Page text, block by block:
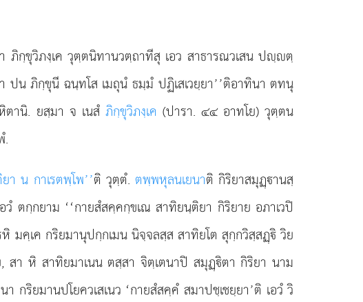
ขุวิภงฺเค วุตฺตนิทานวตฺถาทีสุ เอว สาธารณวเสน ปฺตฺ
น ภิกฺขุนี ฉนฺทโส เมถุนํ ธมฺมํ ปฏิเสเวยฺยา’’ติอาทินา ตทนุ
ตานิ. ยสฺมา จ เนสํ ภิกฺขุวิภงฺเค (ปารา. ๔๔ อาทโย) วุตฺตน
.
า น กาเรตพฺโพ’’ติ วุตฺตํ. ตพฺพหุลนเยนาติ กิริยาสมุฏฺานสฺ
ตกฺกยาม ‘‘กายสํสคฺคกฺขเณ สาทิยนฺติยา กิริยาย อภาเวปิ
มคฺเค กริยมานุปกฺกเมน นิจฺจลสฺส สาทิยโต สุกฺกวิสฺสฏฺิ วิย
สา หิ สาทิยมาเนน ตสฺสา จิตฺเตนาปิ สมุฏฺิตา กิริยา นาม
ริยมานปโยควเสเนว ‘กายสํสคฺคํ สมาปชฺเชยฺยา’ติ เอวํ วิ